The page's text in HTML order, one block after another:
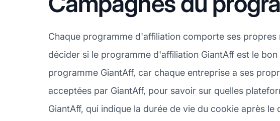
Chaque programme d'affiliation comporte ses
décider si le programme d'affiliation GiantAff est le
programme GiantAff, car chaque entreprise a ses
acceptées par GiantAff, pour savoir sur quelles
GiantAff, qui indique la durée de vie du cookie après